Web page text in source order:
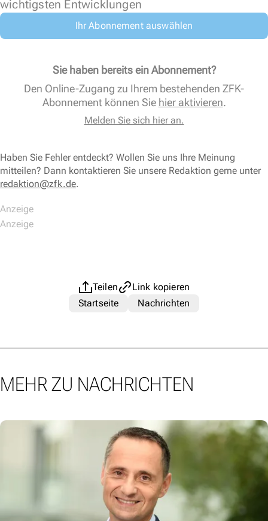
wichtigsten Entwicklungen
Ihr Abonnement auswählen
Sie haben bereits ein Abonnement?
Den Online-Zugang zu Ihrem bestehenden ZFK-
Abonnement können Sie hier aktivieren.
Melden Sie sich hier an.
Haben Sie Fehler entdeckt? Wollen Sie uns Ihre Meinung
mitteilen? Dann kontaktieren Sie unsere Redaktion gerne unter
redaktion@zfk.de.
Teilen
Link kopieren
Startseite
Nachrichten
MEHR ZU NACHRICHTEN